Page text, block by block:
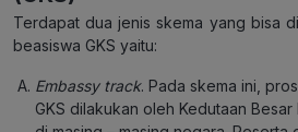
Terdapat dua jenis skema yang bisa
beasiswa GKS yaitu:
Embassy track. Pada skema ini,
GKS dilakukan oleh Kedutaan